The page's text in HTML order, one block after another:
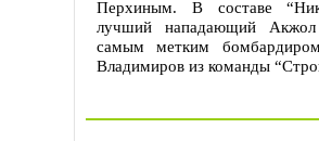
Перхиным. В составе
лучший нападающий
самым метким
Владимиров из команды